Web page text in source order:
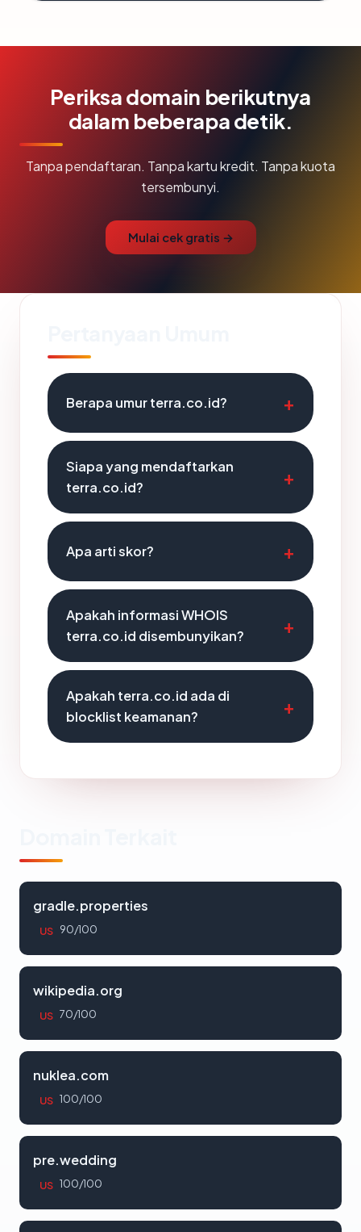
Periksa domain berikutnya
dalam beberapa detik.
Tanpa pendaftaran. Tanpa kartu kredit. Tanpa kuota
tersembunyi.
Mulai cek gratis →
Berapa umur terra.co.id?
Siapa yang mendaftarkan
terra.co.id?
Apa arti skor?
Apakah informasi WHOIS
terra.co.id disembunyikan?
Apakah terra.co.id ada di
blocklist keamanan?
gradle.properties
US 90/100
wikipedia.org
US 70/100
nuklea.com
US 100/100
pre.wedding
US 100/100